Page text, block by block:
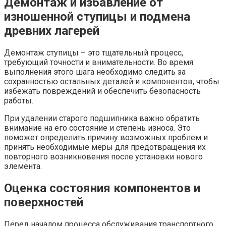
изношенной ступицы и подмена
древних лагерей
Демонтаж ступицы – это тщательный процесс,
требующий точности и внимательности. Во время
выполнения этого шага необходимо следить за
сохранностью остальных деталей и компонентов, чтобы
избежать повреждений и обеспечить безопасность
работы.
При удалении старого подшипника важно обратить
внимание на его состояние и степень износа. Это
поможет определить причину возможных проблем и
принять необходимые меры для предотвращения их
повторного возникновения после установки нового
элемента.
Оценка состояния компонентов и
поверхностей